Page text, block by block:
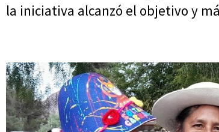
la iniciativa alcanzó el objetivo y